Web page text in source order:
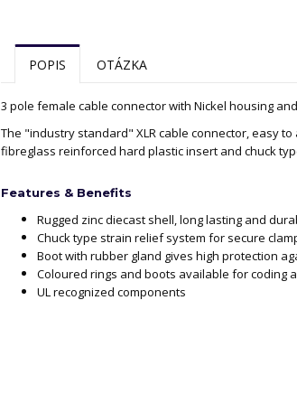
POPIS OTÁZKA
3 pole female cable connector with Nickel housing
The "industry standard" XLR cable connector, easy
fibreglass reinforced hard plastic insert and chuck
Features & Benefits
Rugged zinc diecast shell, long lasting and
Chuck type strain relief system for secure
Boot with rubber gland gives high protection
Coloured rings and boots available for coding
UL recognized components